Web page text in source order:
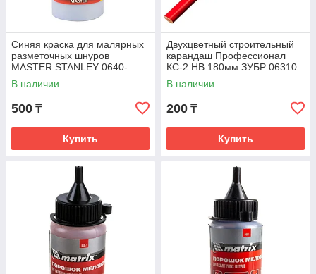
Синяя краска для малярных
разметочных шнуров
MASTER STANLEY 0640-
1_z01
В наличии
500 ₸
Купить
Двухцветный строительный
карандаш Профессионал
КС-2 HB 180мм ЗУБР 06310
В наличии
200 ₸
Купить